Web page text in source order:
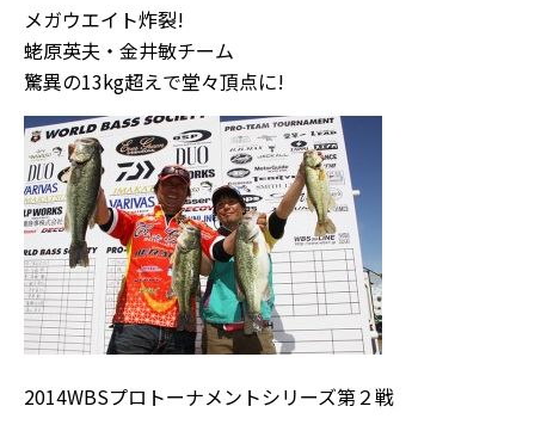
メガウエイト炸裂!
蛯原英夫・金井敏チーム
驚異の13kg超えで堂々頂点に!
2014WBSプロトーナメントシリーズ第２戦